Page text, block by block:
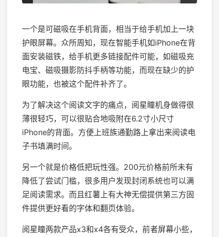
一个是可磁吸在手机背面，相当于给手机加上一块
护眼屏幕。众所周知，现在智能手机如iPhone在背
面安装磁铁，给手机更多链接配件可能，如磁吸充
电宝、磁吸摄影防抖手柄等功能，而现在缺少的护
眼功能，也被这个配件补齐了。
为了解决这个阅读文字的痛点，阅星瞳机身做得很
薄很轻巧，可以很贴合地吸附在6.2寸小尺寸
iPhone的背面。方便上班族通勤路上拿出来阅读电
子书填满时间。
另一个就是价格低把玩性强。200元价格前所未有
降低了尝试门槛，很多用户发现封闭系统也可以满
足阅读需求。而且红薯上有大神无偿提供第三方固
件提供更好看的字体和翻页体验。
阅星瞳两款产品x3和x4各有受众，前者屏幕小些，